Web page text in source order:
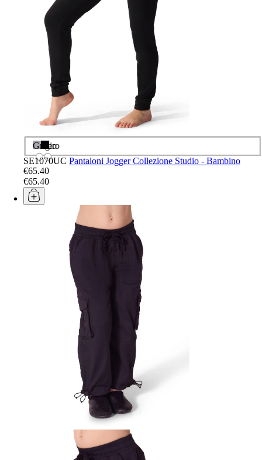
Grigio
Nero
SE1070UC Pantaloni Jogger Collezione Studio - Bambino
€65.40
€65.40